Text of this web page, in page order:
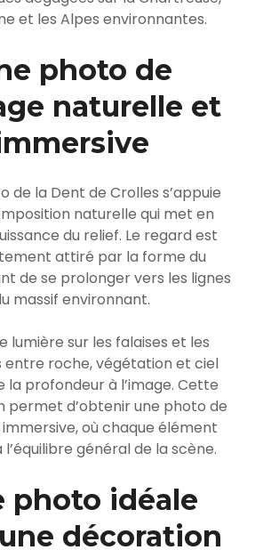
et les Alpes environnantes.
photo de
naturelle et
de la Dent de Crolles s’appuie
naturelle qui met en
du relief. Le regard est
attiré par la forme du
de se prolonger vers les lignes
massif environnant.
lumière sur les falaises et les
roche, végétation et ciel
la profondeur à l’image. Cette
permet d’obtenir une photo de
où chaque élément
général de la scène.
photo idéale
décoration